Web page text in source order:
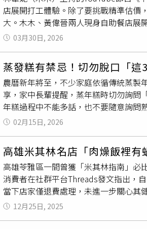
血糖、沒力、冒冷汗等狀況；其次是「
量，避免血糖波動、血脂肪飆高；最後
異常。高敏敏也補充，只要正確吃荔枝
店展開打工體驗。除了要挑戰精準估價
大。木木、黃偉晉兩人現身自助餐店展
下內場炸雞排任務，不料正式上場卻手
嗎？」黃偉晉則搞笑回應：「我很快
菜蓋肉，更激動飆出台語：「你當作
目安插的奧客，守住打工薪水；但進入
笨。打工結束後，兩人分享工作心得。
分享在外場，只要人潮一來，她就會開
「可能讓妳有點虧錢，我補。」最後，
03月30日, 2026
蒸發糕有禁忌！切勿脫口「
農曆新年將至，不少家庭依循傳統蒸製
享，家中長輩提醒，蒸年糕時切勿詢問
年糕過程中不能多話，也不要隨意詢問
糕一放進去，蓋子一蓋，阿嬤就會說不
」、「發糕超邪門
跑進廚房問什麼時候好就會被趕出去
開馬上大喊『啊？怎麼沒有發』，結果
我自己做要給阿嬤拜拜的，自己不確定
關於相關習俗，國史館台灣文獻館指出
喪事未滿一年，則不宜自行蒸製年糕，
滑光亮，象徵來年順遂。部分地區在灶
以免影響糕點「發」的狀況。此外，
02月15日, 2026
高雄米其林名店「肉燥飯裡
高雄苓雅區一間曾獲「米其林指南」必
消費者在社群平台Threads發文指出，
當下店家僅退費處理，未進一步關心其
也提到，類似情況並非首次發生，過往
文曝光後引發網友熱議與批評，「剛
12月25日, 2025